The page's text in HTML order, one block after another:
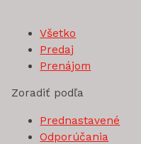
Všetko
Predaj
Prenájom
Zoradiť podľa
Prednastavené
Odporúčania